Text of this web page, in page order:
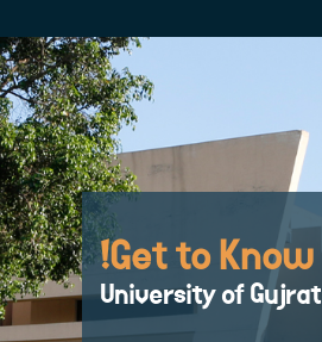
Get to Know!
University of Gujrat